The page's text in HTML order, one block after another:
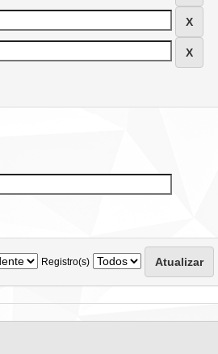
Registro(s)